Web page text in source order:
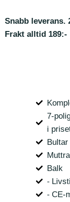
Snabb leverans.
Frakt alltid 189:-
7-
i
Bultar
Balk
⁃
⁃ CE-